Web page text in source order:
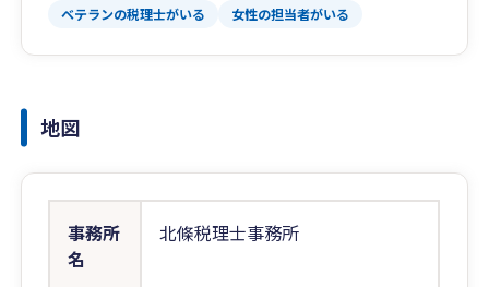
ベテランの税理士がいる
女性の担当者がいる
地図
事務所
名
北條税理士事務所